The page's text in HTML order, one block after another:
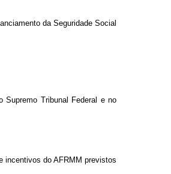
da Seguridade Social
Supremo Tribunal Federal e no
incentivos do AFRMM previstos